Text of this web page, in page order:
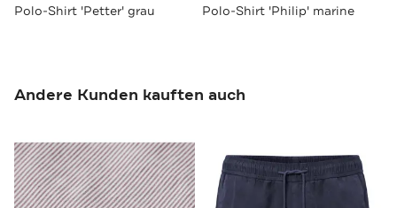
Polo-Shirt 'Petter' grau Polo-Shirt 'Philip' marine
Andere Kunden kauften auch